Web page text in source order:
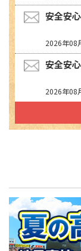
安全安
2026年08
安全安
2026年08